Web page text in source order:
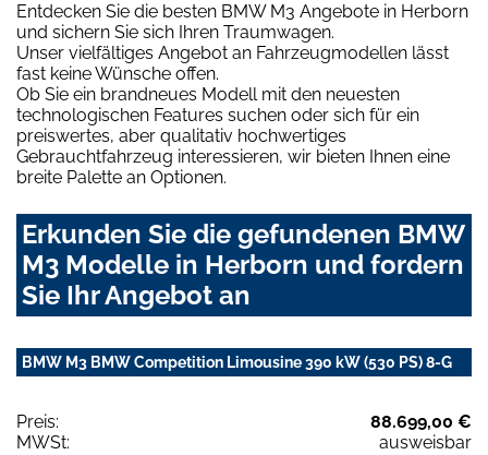
Entdecken Sie die besten BMW M3 Angebote in Herborn
und sichern Sie sich Ihren Traumwagen.
Unser vielfältiges Angebot an Fahrzeugmodellen lässt
fast keine Wünsche offen.
Ob Sie ein brandneues Modell mit den neuesten
technologischen Features suchen oder sich für ein
preiswertes, aber qualitativ hochwertiges
Gebrauchtfahrzeug interessieren, wir bieten Ihnen eine
breite Palette an Optionen.
Erkunden Sie die gefundenen BMW
M3 Modelle in Herborn und fordern
Sie Ihr Angebot an
BMW M3 BMW Competition Limousine 390 kW (530 PS) 8-G
Preis:
88.699,00 €
MWSt:
ausweisbar